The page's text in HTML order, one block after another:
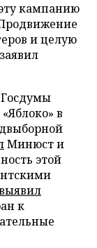
кампанию
и целую
Госдумы
в
Минюст и
этой
к